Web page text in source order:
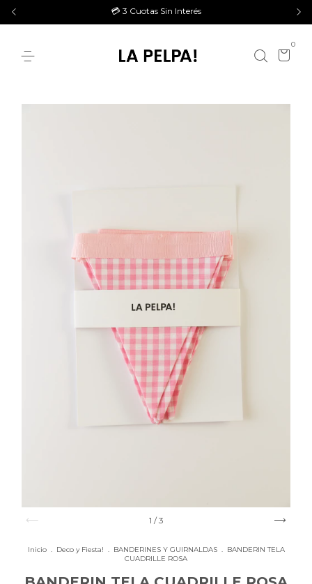
💳 3 Cuotas Sin Interés
0
1 /3
Inicio . Deco y Fiesta! . BANDERINES Y GUIRNALDAS . BANDERIN TELA
CUADRILLE ROSA